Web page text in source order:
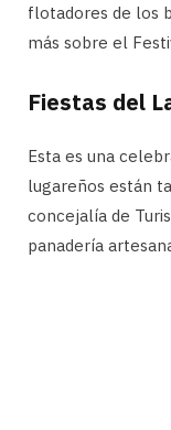
flotadores de los
más sobre el
Fiestas del
Esta es una
lugareños están
concejalía de
panadería